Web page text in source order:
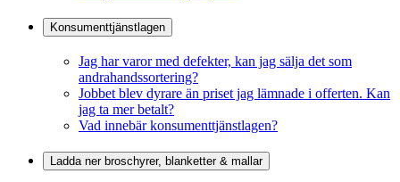
Konsumenttjänstlagen
Jag har varor med defekter, kan jag sälja det som
andrahandssortering?
Jobbet blev dyrare än priset jag lämnade i offerten. Kan
jag ta mer betalt?
Vad innebär konsumenttjänstlagen?
Ladda ner broschyrer, blanketter & mallar